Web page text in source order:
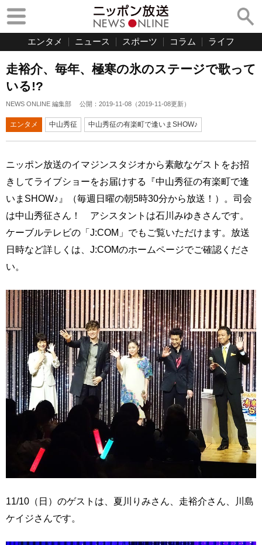
エンタメ ニュース スポーツ コラム ライフ
走裕介、毎年、極寒の氷のステージで歌って
いる!?
NEWS ONLINE 編集部 公開： 2019-11-08 （2019-11-08更新）
エンタメ 中山秀征 中山秀征の有楽町で逢いまSHOW♪
ニッポン放送のイマジンスタジオから素敵なゲストをお招
きしてライブショーをお届けする『中山秀征の有楽町で逢
いまSHOW♪』（毎週日曜の朝5時30分から放送！）。司会
は中山秀征さん！ アシスタントは石川みゆきさんです。
ケーブルテレビの「J:COM」でもご覧いただけます。放送
日時など詳しくは、J:COMのホームページでご確認くださ
い。
11/10（日）のゲストは、夏川りみさん、走裕介さん、川島
ケイジさんです。